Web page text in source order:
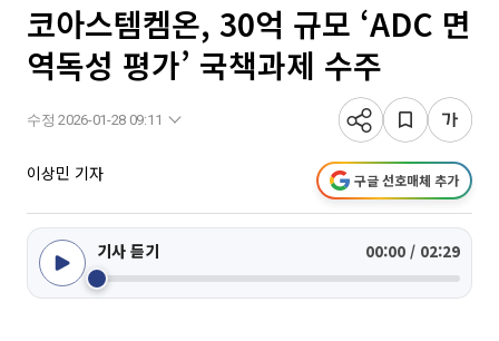
코아스템켐온, 30억 규모 ‘ADC 면
역독성 평가’ 국책과제 수주
수정 2026-01-28 09:11
이상민 기자 구글 선호매체 추가
기사 듣기 00:00 / 02:29